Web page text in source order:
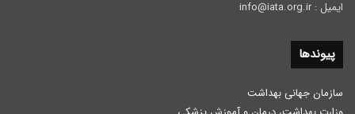
ایمیل : info@iata.org.ir
پیوندها
سازمان جهانی بهداشت